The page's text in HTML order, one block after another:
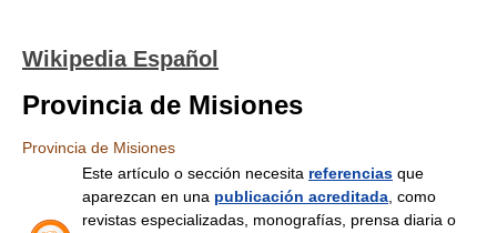
Wikipedia Español
Provincia de Misiones
Provincia de Misiones
Este artículo o sección necesita referencias que
aparezcan en una publicación acreditada , como
revistas especializadas, monografías, prensa diaria o